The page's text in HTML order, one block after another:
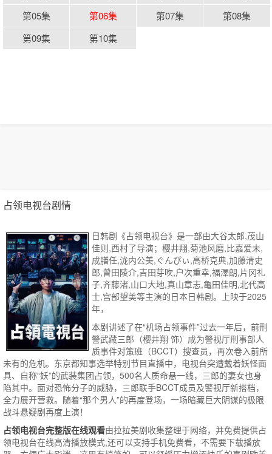
第05集
第06集 第07集
第08集
第09集
第10集
占领电视台剧情
日韩剧《占领电视台》是一部由大谷太郎,茂山
佳则,西村了导演；樱井翔,菊池风磨,比嘉爱未,
成膳任,泷内公美,ぐんぴぃ,高桥克典,加藤清史
郎,曾田陵介,吉田芽吹,户次重幸,福澤朗,片冈礼
子,齐藤渚,山口大地,真山章志,亀田佳明,北代高
士,宫部望美等主演的日本日韩剧。上映于2025
年，
本剧讲述了在“机场占领事件”过去一年后，前刑
警武藏三郎（樱井翔 饰）成为警视厅刑事部人
质事件对策班（BCCT）搜查员，再次卷入前所
未有的危机。东京都知事选举特别节目直播中，电视台突遭戴着妖怪面
具、自称“妖”的武装集团占领，500名人质命悬一线，三郎的妻女也身
陷其中。面对恐怖分子的威胁，三郎联手BCCT成员及警视厅新搭档，
全力展开营救。随着“那个男人”的再度登场，一场暗藏巨大阴谋的极限
战斗悬疑剧再度上演！
占领电视台完整版在线观看由拉拉美剧收集整理于网络，并免费提供占
领电视台在线高清播放模式,还可以支持手机免费看，不需要下载播放